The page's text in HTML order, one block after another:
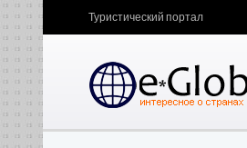
Туристический портал